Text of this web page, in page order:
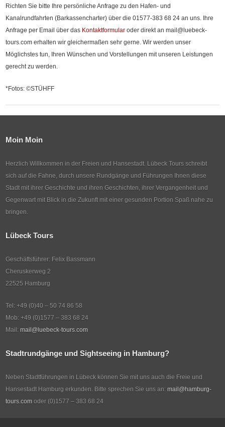
Richten Sie bitte Ihre persönliche Anfrage zu den Hafen- und
Kanalrundfahrten (Barkassencharter) über die 01577-383 68 24 an uns. Ihre
Anfrage per Email über das Kontaktformular oder direkt an mail@luebeck-
tours.com erhalten wir gleichermaßen sehr gerne. Wir werden unser
Möglichstes tun, Ihren Wünschen und Vorstellungen mit unseren Leistungen
gerecht zu werden.
*Fotos: ©STÜHFF
Moin Moin
Herzlich Willkommen in der Freien und Hansestadt. Lübeck Tours schreibt
sich auf die Fahne, durch unsere Rundgänge und Führungen Ihnen diese
Stadt mit ihrer Geschichte und ihren Geschichten, ihrer Vergangenheit und
Gegenwart mit Blick in die Zukunft mit einer gesunden Portion Spaß nahe zu
bringen.
Lübeck Tours
Geschäftsführer: Felix Bassmann
Cheruskerweg 2
22525 Hamburg
Tel: +49 (0)40 – 50 74 86 58
Mob: +49 (0)1577 – 383 68 24
Mail:mail@luebeck-tours.com
Stadtrundgänge und Sightseeing in Hamburg?
Neben Stadtführungen in Lübeck können Sie mit uns auch die Freie und
Hansestadt Hamburg erkunden. Bitte sprechen Sie uns an:mail@hamburg-
tours.com oder (0)1577 – 383 68 24